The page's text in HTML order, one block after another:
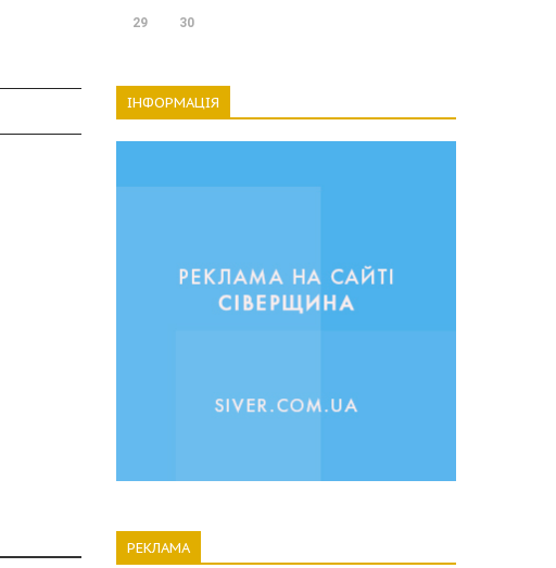
29 30
ІНФОРМАЦІЯ
РЕКЛАМА